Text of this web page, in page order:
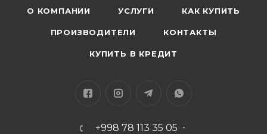
О КОМПАНИИ УСЛУГИ КАК КУПИТЬ
ПРОИЗВОДИТЕЛИ КОНТАКТЫ
КУПИТЬ В КРЕДИТ
+998 78 113 35 05